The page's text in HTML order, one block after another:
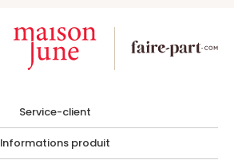
Service-client
Informations produit